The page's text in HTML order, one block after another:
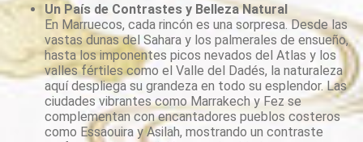
Un País de Contrastes y Belleza Natural
En Marruecos, cada rincón es una sorpresa. Desde las
vastas dunas del Sahara y los palmerales de ensueño,
hasta los imponentes picos nevados del Atlas y los
valles fértiles como el Valle del Dadés, la naturaleza
aquí despliega su grandeza en todo su esplendor. Las
ciudades vibrantes como Marrakech y Fez se
complementan con encantadores pueblos costeros
como Essaouira y Asilah, mostrando un contraste